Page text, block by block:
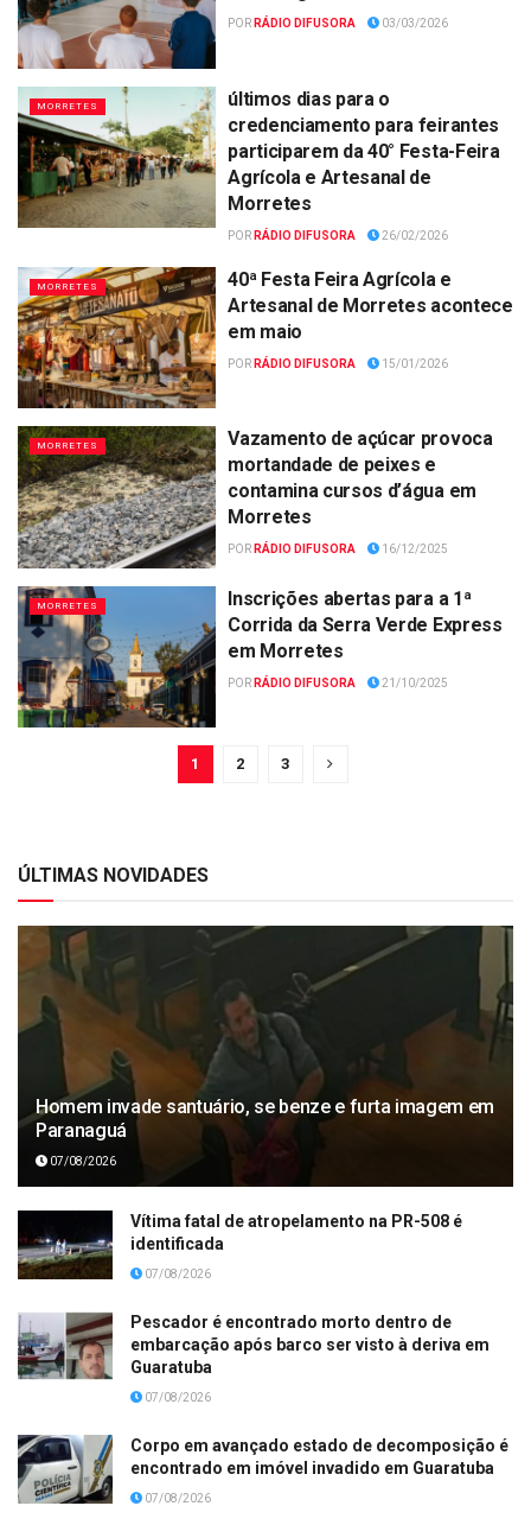
POR RÁDIO DIFUSORA 03/03/2026
MORRETES
últimos dias para o
credenciamento para feirantes
participarem da 40° Festa-Feira
Agrícola e Artesanal de
Morretes
POR RÁDIO DIFUSORA 26/02/2026
MORRETES
40ª Festa Feira Agrícola e
Artesanal de Morretes acontece
em maio
POR RÁDIO DIFUSORA 15/01/2026
MORRETES
Vazamento de açúcar provoca
mortandade de peixes e
contamina cursos d’água em
Morretes
POR RÁDIO DIFUSORA 16/12/2025
MORRETES
Inscrições abertas para a 1ª
Corrida da Serra Verde Express
em Morretes
POR RÁDIO DIFUSORA 21/10/2025
1 2 3
ÚLTIMAS NOVIDADES
Homem invade santuário, se benze e furta imagem em
Paranaguá
07/08/2026
Vítima fatal de atropelamento na PR-508 é
identificada
07/08/2026
Pescador é encontrado morto dentro de
embarcação após barco ser visto à deriva em
Guaratuba
07/08/2026
Corpo em avançado estado de decomposição é
encontrado em imóvel invadido em Guaratuba
07/08/2026